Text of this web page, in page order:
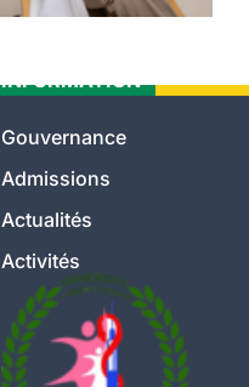
INFORMATION
Gouvernance
Admissions
Actualités
Activités